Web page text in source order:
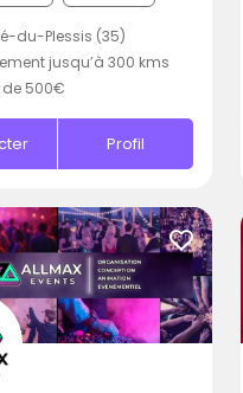
du-Plessis (35)
jusqu’à 300 kms
de 500€
Profil